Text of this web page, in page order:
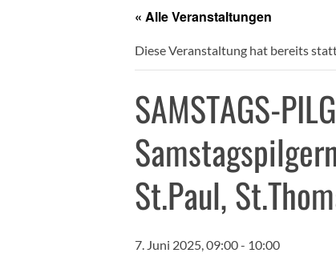
« Alle Veranstaltungen
Diese Veranstaltung hat bereits
SAMSTAGS-
St.Paul,
7. Juni 2025, 09:00- 10:00